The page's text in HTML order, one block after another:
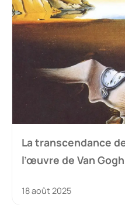
La transcendance
l’œuvre de Van Gogh
18 août 2025